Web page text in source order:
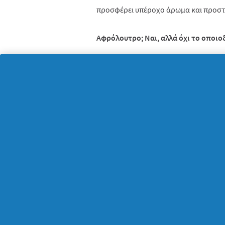
προσφέρει υπέροχο άρωμα και
Αφρόλουτρο; Ναι, αλλά όχι το